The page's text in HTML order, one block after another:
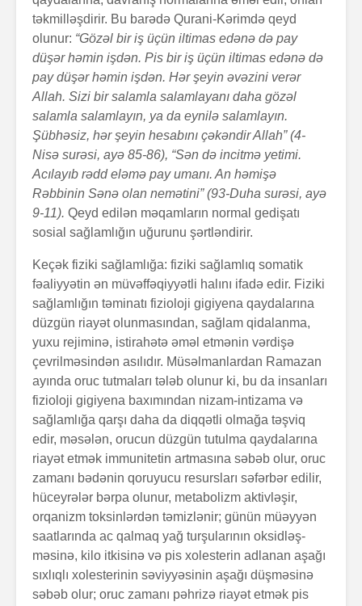
təkmilləşdirir. Bu barədə Qurani-Kərimdə qeyd
olunur: “Gözəl bir iş üçün iltimas edənə də pay
düşər həmin işdən. Pis bir iş üçün iltimas edənə də
pay düşər həmin işdən. Hər şeyin əvəzini verər
Allah. Sizi bir salamla salamlayanı daha gözəl
salamla salamlayın, ya da eynilə salamlayın.
Şübhəsiz, hər şeyin hesabını çəkəndir Allah” (4-
Nisə surəsi, ayə 85-86), “Sən də incitmə yetimi.
Acılayıb rədd eləmə pay umanı. An həmişə
Rəbbinin Sənə olan nemətini” (93-Duha su­rə­si,­ ayə
9-11). Qeyd edilən məqamların normal gedişatı
sosial sağlamlığın uğurunu şərtləndirir.
Keçək fiziki sağlamlığa: fiziki sağlamlıq somatik
fəaliyyətin ən müvəffəqiyyətli halını ifadə edir. Fiziki
sağlamlığın təminatı fizioloji gigiyena qaydalarına
düz­gün riayət olunmasından, sağlam qidalanma,
yuxu reji­minə, istirahətə əməl etmənin vərdişə
çevrilməsin­dən ası­lı­dır. Müsəlmanlardan Ramazan
ayında oruc tutmaları tələb olunur ki, bu da insanları
fizioloji gigiyena baxı­mın­dan nizam-intizama və
sağlamlığa qarşı daha da diqqətli olmağa təşviq
edir, məsələn, orucun düzgün tutulma qaydalarına
riayət etmək immunitetin artmasına səbəb olur, oruc
zamanı bədənin qoruyucu resursları səfərbər edilir,
hüceyrələr bərpa olunur, meta­bo­lizm aktivləşir,
orqanizm toksinlərdən təmizlənir; günün mü­əy­yən
saatlarında ac qalmaq yağ turşularının oksidləş­
məsinə, kilo itkisinə və pis xolesterin adlanan aşağı
sıxlıqlı xolesterinin səviyyəsinin aşağı düşməsinə
səbəb olur; oruc zamanı pəhrizə riayət etmək pis